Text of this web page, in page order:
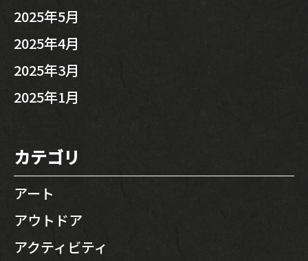
2025年5月
2025年4月
2025年3月
2025年1月
カテゴリ
アート
アウトドア
アクティビティ